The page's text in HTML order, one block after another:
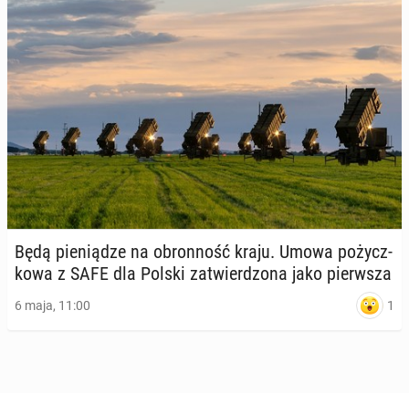
Będą pie­nią­dze na obron­ność kraju. Umowa po­życz­
ko­wa z SAFE dla Polski za­twier­dzo­na jako pierw­sza
6 maja, 11:00 1